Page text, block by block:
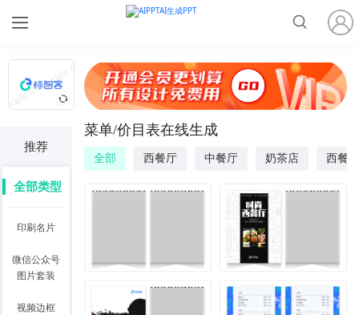
推荐
全部类型
全部类型
印刷名片
微信公众号
图片套装
视频边框
菜单/价目表在线生成
全部 西餐厅 中餐厅 奶茶店 西餐